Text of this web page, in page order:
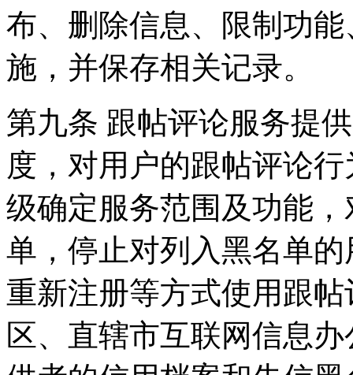
布、删除信息、限制功
施，并保存相关记录。
第九条 跟帖评论服务提
度，对用户的跟帖评论
级确定服务范围及功能
单，停止对列入黑名单
重新注册等方式使用跟
区、直辖市互联网信息